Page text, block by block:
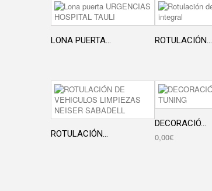
LONA PUERTA... ROTULACIÓN...
ROTULACIÓN...
DECORACIÓ...
0,00€